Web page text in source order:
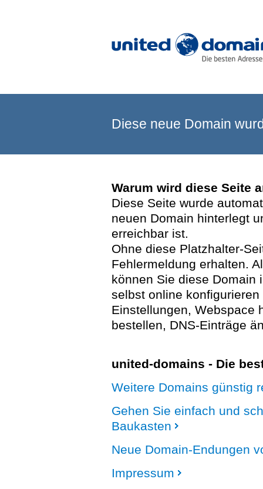
Diese neue Domain
Warum wird diese Seite
Diese Seite wurde
neuen Domain hinterlegt
erreichbar ist.
Ohne diese Platzhalter-
Fehlermeldung erhalten.
können Sie diese Domain
selbst online
Einstellungen, Webspace
bestellen, DNS-Einträge
united-domains - Die
Weitere Domains günstig
Gehen Sie einfach und
Baukasten
Neue Domain-Endungen
Impressum